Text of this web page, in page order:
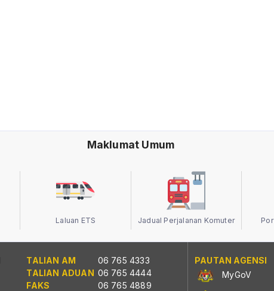
Maklumat Umum
Laluan ETS Jadual Perjalanan Komuter
TALIAN AM
06 765 4333
TALIAN ADUAN 06 765 4444
FAKS
06 765 4889
PAUTAN AGENSI
MyGoV